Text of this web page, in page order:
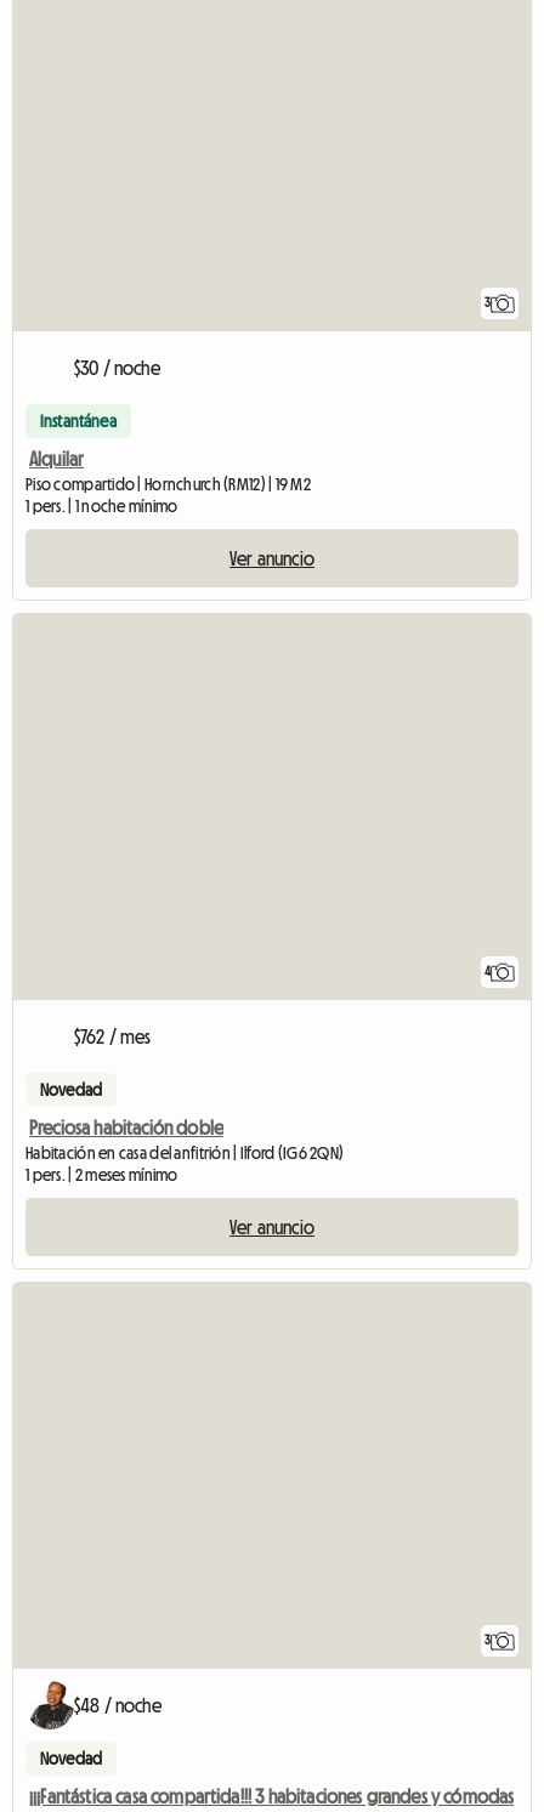
3
$30 / noche
Instantánea
Alquilar
Piso compartido | Hornchurch (RM12) | 19 M2
1 pers. | 1 noche mínimo
Ver anuncio
4
$762 / mes
Novedad
Preciosa habitación doble
Habitación en casa del anfitrión | Ilford (IG6 2QN)
1 pers. | 2 meses mínimo
Ver anuncio
3
$48 / noche
Novedad
¡¡¡Fantástica casa compartida!!! 3 habitaciones grandes y cómodas